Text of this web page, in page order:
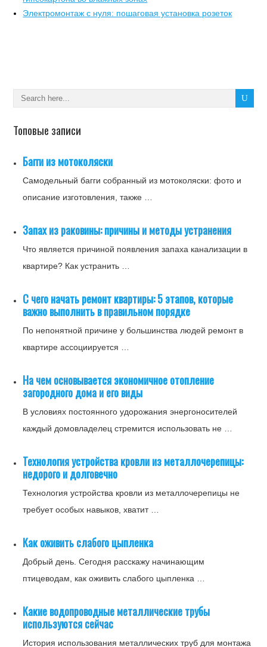
Электромонтаж с нуля: пошаговая установка розеток
Топовые записи
Багги из мотоколяски
Самодельный багги собранный из мотоколяски: фото и
описание изготовления, также …
Запах из раковины: причины и методы устранения
Что является причиной появления запаха канализации в
квартире? Как устранить …
С чего начать ремонт квартиры: 5 этапов, которые
важно выполнить в правильном порядке
По непонятной причине у большинства людей ремонт в
квартире ассоциируется …
На чем основывается экономичное отопление
загородного дома и его виды
В условиях постоянного удорожания энергоносителей
каждый домовладелец стремится использовать не …
Технология устройства кровли из металлочерепицы:
недорого и долговечно
Технология устройства кровли из металлочерепицы не
требует особых навыков, хватит …
Как оживить слабого цыпленка
Добрый день. Сегодня расскажу начинающим
птицеводам, как оживить слабого цыпленка …
Какие водопроводные металлические трубы
используются сейчас
История использования металлических труб для монтажа